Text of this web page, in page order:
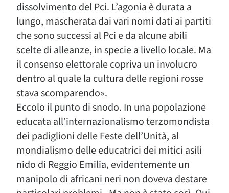
dissolvimento del Pci. L’agonia è durata a
lungo, mascherata dai vari nomi dati ai partiti
che sono successi al Pci e da alcune abili
scelte di alleanze, in specie a livello locale. Ma
il consenso elettorale copriva un involucro
dentro al quale la cultura delle regioni rosse
stava scomparendo».
Eccolo il punto di snodo. In una popolazione
educata all’internazionalismo terzomondista
dei padiglioni delle Feste dell’Unità, al
mondialismo delle educatrici dei mitici asili
nido di Reggio Emilia, evidentemente un
manipolo di africani neri non doveva destare